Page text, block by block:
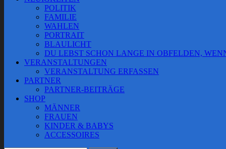
POLITIK
FAMILIE
WAHLEN
PORTRAIT
BLAULICHT
DU LEBST SCHON LANGE IN OBFELDEN,
VERANSTALTUNGEN
VERANSTALTUNG ERFASSEN
PARTNER
PARTNER-BEITRÄGE
SHOP
MÄNNER
FRAUEN
KINDER & BABYS
ACCESSOIRES